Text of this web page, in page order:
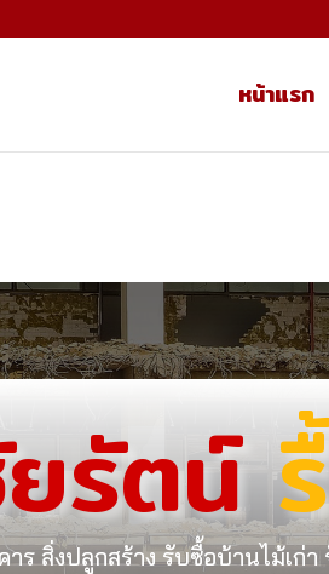
หน้าแรก
รัตน์
ร สิ่งปลูกสร้าง รับซื้อบ้านไม้เก่